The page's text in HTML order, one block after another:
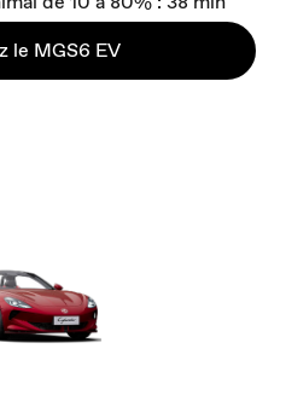
le MGS6 EV